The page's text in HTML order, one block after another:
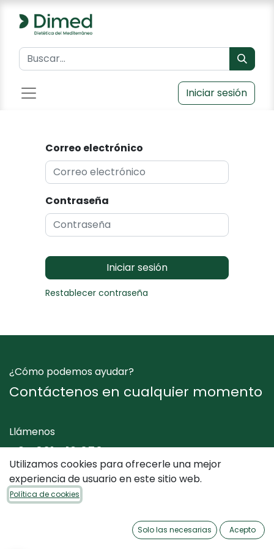
Iniciar sesión
Correo electrónico
Contraseña
Iniciar sesión
Restablecer contraseña
¿Cómo podemos ayudar?
Contáctenos en cualquier momento
Llámenos
+34 961 412 050
Envíenos un mensaje
Utilizamos cookies para ofrecerle una mejor
experiencia de usuario en este sitio web.
Política de cookies
Solo las necesarias Acepto